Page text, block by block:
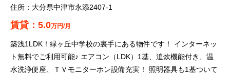
大分県中津市永添2407-1
5.0万円/月
築浅1LDK！緑ヶ丘中学校の裏手にある物件です！ インターネッ
ト無料でご利用可能♪ エアコン（LDK）1基、追炊機能付き、温
水洗浄便座、ＴＶモニターホン設備充実！ 照明器具も1基ついて